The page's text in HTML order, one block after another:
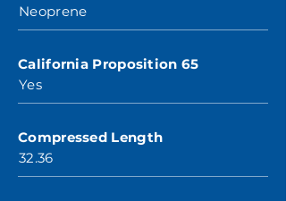
Neoprene
California Proposition 65
Yes
Compressed Length
32.36